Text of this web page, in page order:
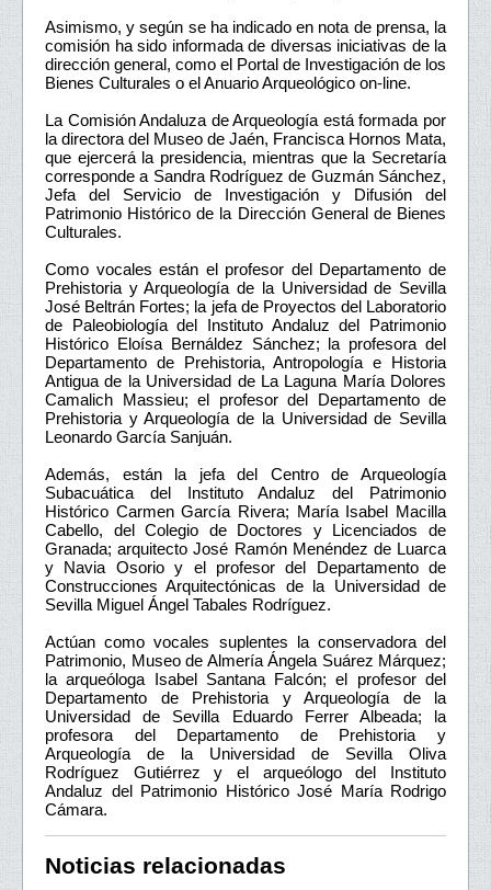
Asimismo, y según se ha indicado en nota de prensa, la
comisión ha sido informada de diversas iniciativas de la
dirección general, como el Portal de Investigación de los
Bienes Culturales o el Anuario Arqueológico on-line.
La Comisión Andaluza de Arqueología está formada por
la directora del Museo de Jaén, Francisca Hornos Mata,
que ejercerá la presidencia, mientras que la Secretaría
corresponde a Sandra Rodríguez de Guzmán Sánchez,
Jefa del Servicio de Investigación y Difusión del
Patrimonio Histórico de la Dirección General de Bienes
Culturales.
Como vocales están el profesor del Departamento de
Prehistoria y Arqueología de la Universidad de Sevilla
José Beltrán Fortes; la jefa de Proyectos del Laboratorio
de Paleobiología del Instituto Andaluz del Patrimonio
Histórico Eloísa Bernáldez Sánchez; la profesora del
Departamento de Prehistoria, Antropología e Historia
Antigua de la Universidad de La Laguna María Dolores
Camalich Massieu; el profesor del Departamento de
Prehistoria y Arqueología de la Universidad de Sevilla
Leonardo García Sanjuán.
Además, están la jefa del Centro de Arqueología
Subacuática del Instituto Andaluz del Patrimonio
Histórico Carmen García Rivera; María Isabel Macilla
Cabello, del Colegio de Doctores y Licenciados de
Granada; arquitecto José Ramón Menéndez de Luarca
y Navia Osorio y el profesor del Departamento de
Construcciones Arquitectónicas de la Universidad de
Sevilla Miguel Ángel Tabales Rodríguez.
Actúan como vocales suplentes la conservadora del
Patrimonio, Museo de Almería Ángela Suárez Márquez;
la arqueóloga Isabel Santana Falcón; el profesor del
Departamento de Prehistoria y Arqueología de la
Universidad de Sevilla Eduardo Ferrer Albeada; la
profesora del Departamento de Prehistoria y
Arqueología de la Universidad de Sevilla Oliva
Rodríguez Gutiérrez y el arqueólogo del Instituto
Andaluz del Patrimonio Histórico José María Rodrigo
Cámara.
Noticias relacionadas